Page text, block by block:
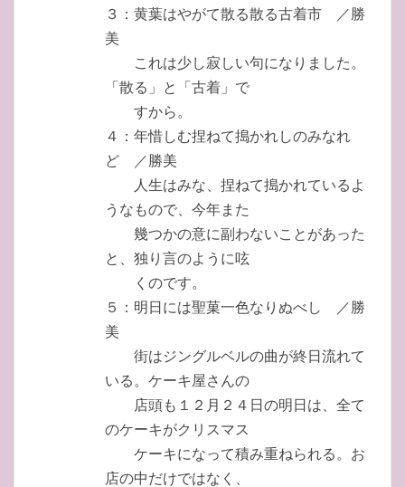
３：黄葉はやがて散る散る古着市 ／勝
美
これは少し寂しい句になりました。
「散る」と「古着」で
すから。
４：年惜しむ捏ねて搗かれしのみなれ
ど ／勝美
人生はみな、捏ねて搗かれているよ
うなもので、今年また
幾つかの意に副わないことがあった
と、独り言のように呟
くのです。
５：明日には聖菓一色なりぬべし ／勝
美
街はジングルベルの曲が終日流れて
いる。ケーキ屋さんの
店頭も１２月２４日の明日は、全て
のケーキがクリスマス
ケーキになって積み重ねられる。お
店の中だけではなく、